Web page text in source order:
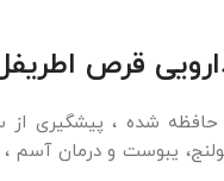
قرص
حافظه شده ، پیشگیری
یبوست و درمان آسم